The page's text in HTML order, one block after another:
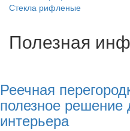
Стекла рифленые
Полезная
Реечная
полезное решение
интерьера